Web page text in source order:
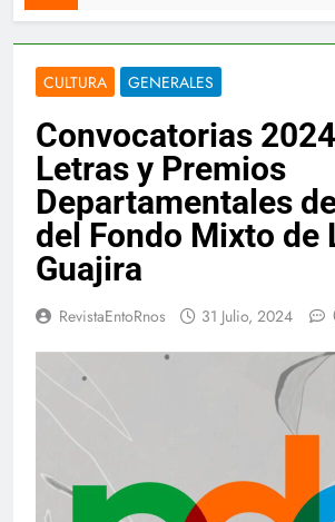
CULTURA GENERALES
Convocatorias
Letras y Premios
Departamentales
del Fondo Mixto de
Guajira
RevistaEntoRnos 31 Julio, 2024